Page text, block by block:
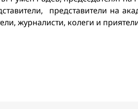
представители на
журналисти, колеги и